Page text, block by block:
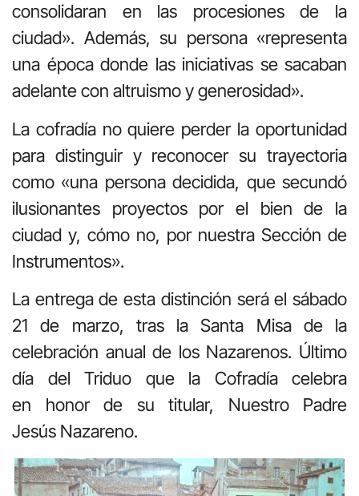
consolidaran en las procesiones de la
ciudad». Además, su persona «representa
una época donde las iniciativas se sacaban
adelante con altruismo y generosidad».
La cofradía no quiere perder la oportunidad
para distinguir y reconocer su trayectoria
como «una persona decidida, que secundó
ilusionantes proyectos por el bien de la
ciudad y, cómo no, por nuestra Sección de
Instrumentos».
La entrega de esta distinción será el sábado
21 de marzo, tras la Santa Misa de la
celebración anual de los Nazarenos. Último
día del Triduo que la Cofradía celebra
en honor de su titular, Nuestro Padre
Jesús Nazareno.